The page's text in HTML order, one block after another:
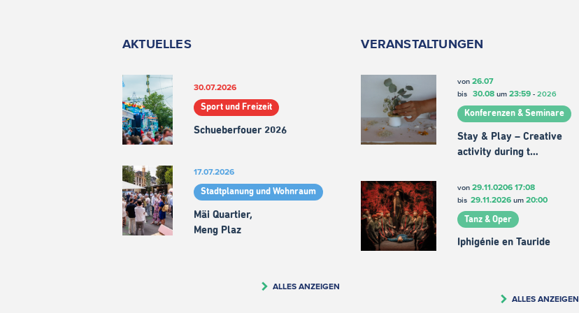
AKTUELLES
30.07.2026
Sport und Freizeit
Schueberfouer 2026
17.07.2026
Stadtplanung und Wohnraum
Mäi Quartier,
Meng Plaz
ALLES ANZEIGEN
VERANSTALTUNGEN
von 26.07
bis 30.08um 23:59- 2026
Konferenzen & Seminare
Stay & Play – Creative
activity during t…
von 29.11.0206 17:08
bis 29.11.2026um 20:00
Tanz & Oper
Iphigénie en Tauride
ALLES ANZEIGEN